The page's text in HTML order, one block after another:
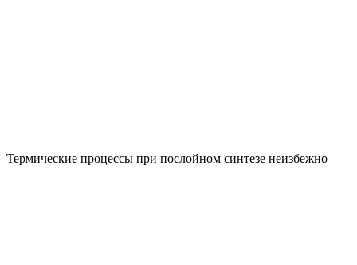
Термические процессы при послойном синтезе неизбежно